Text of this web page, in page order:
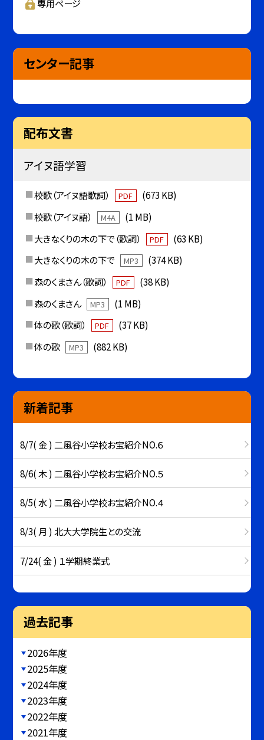
専用ページ
センター記事
配布文書
アイヌ語学習
校歌（アイヌ語歌詞） PDF
(673 KB)
校歌（アイヌ語）
M4A
(1 MB)
大きなくりの木の下で（歌詞）
PDF
(63 KB)
大きなくりの木の下で
MP3
(374 KB)
森のくまさん（歌詞）
PDF
(38 KB)
森のくまさん
MP3
(1 MB)
体の歌（歌詞）
PDF
(37 KB)
体の歌
MP3 (882 KB)
新着記事
8/7( 金 ) 二風谷小学校お宝紹介NO.６
8/6( 木 ) 二風谷小学校お宝紹介NO.５
8/5( 水 ) 二風谷小学校お宝紹介NO.４
8/3( 月 ) 北大大学院生との交流
7/24( 金 ) １学期終業式
過去記事
2026年度
2025年度
2024年度
2023年度
2022年度
2021年度